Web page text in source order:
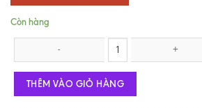
Còn hàng
THÊM VÀO GIỎ HÀNG